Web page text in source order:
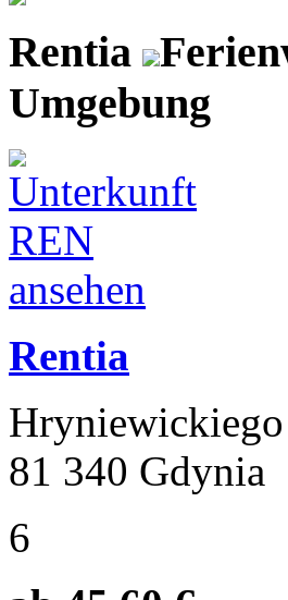
Rentia
Umgebung
Rentia
81 340 Gdynia
6